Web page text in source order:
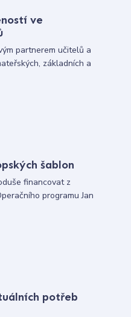
ve
partnerem učitelů a
základních a
šablon
financovat z
programu Jan
potřeb